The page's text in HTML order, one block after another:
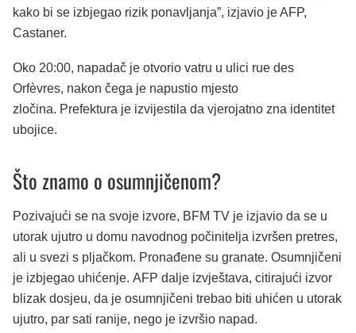
kako bi se izbjegao rizik ponavljanja”, izjavio je AFP,
Castaner.
Oko 20:00, napadač je otvorio vatru u ulici rue des
Orfèvres, nakon čega je napustio mjesto
zločina. Prefektura je izvijestila da vjerojatno zna identitet
ubojice.
Što znamo o osumnjičenom?
Pozivajući se na svoje izvore, BFM TV je izjavio da se u
utorak ujutro u domu navodnog počinitelja izvršen pretres,
ali u svezi s pljačkom. Pronađene su granate. Osumnjičeni
je izbjegao uhićenje. AFP dalje izvještava, citirajući izvor
blizak dosjeu, da je osumnjičeni trebao biti uhićen u utorak
ujutro, par sati ranije, nego je izvršio napad.